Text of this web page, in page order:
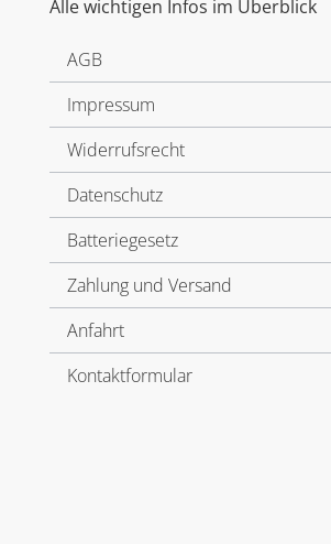
Alle wichtigen Infos im Überblick
AGB
Impressum
Widerrufsrecht
Datenschutz
Batteriegesetz
Zahlung und Versand
Anfahrt
Kontaktformular